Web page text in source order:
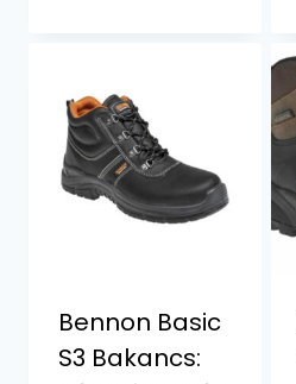
Bennon Basic
S3 Bakancs: